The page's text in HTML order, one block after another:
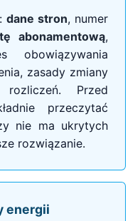
dane stron, numer
abonamentową,
obowiązywania
zasady zmiany
Przed
przeczytać
nie ma ukrytych
rozwiązanie.
energii